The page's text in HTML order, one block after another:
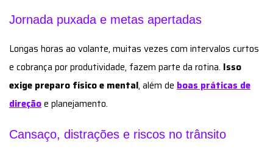
Jornada puxada e metas apertadas
Longas horas ao volante, muitas vezes com intervalos curtos
e cobrança por produtividade, fazem parte da rotina. Isso
exige preparo físico e mental, além de boas práticas de
direçãoe planejamento.
Cansaço, distrações e riscos no trânsito